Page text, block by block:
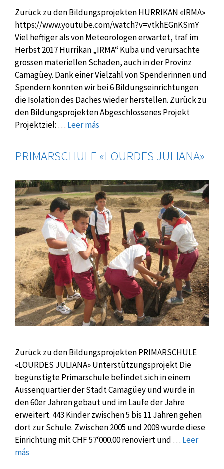
Zurück zu den Bildungsprojekten HURRIKAN «IRMA»
https://www.youtube.com/watch?v=vtkhEGnKSmY
Viel heftiger als von Meteorologen erwartet, traf im
Herbst 2017 Hurrikan „IRMA“ Kuba und verursachte
grossen materiellen Schaden, auch in der Provinz
Camagüey. Dank einer Vielzahl von Spenderinnen und
Spendern konnten wir bei 6 Bildungseinrichtungen
die Isolation des Daches wieder herstellen. Zurück zu
den Bildungsprojekten Abgeschlossenes Projekt
Projektziel: … Leer más
PRIMARSCHULE «LOURDES JULIANA»
Zurück zu den Bildungsprojekten PRIMARSCHULE
«LOURDES JULIANA» Unterstützungsprojekt Die
begünstigte Primarschule befindet sich in einem
Aussenquartier der Stadt Camagüey und wurde in
den 60er Jahren gebaut und im Laufe der Jahre
erweitert. 443 Kinder zwischen 5 bis 11 Jahren gehen
dort zur Schule. Zwischen 2005 und 2009 wurde diese
Einrichtung mit CHF 57‘000.00 renoviert und … Leer
más